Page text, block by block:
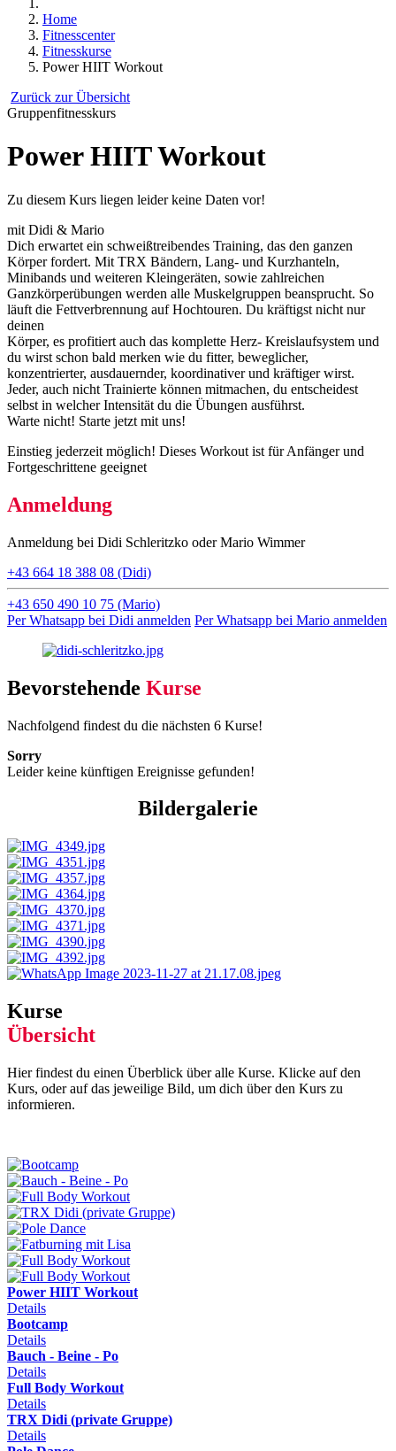
Home
Fitnesscenter
Fitnesskurse
Power HIIT Workout
Zurück zur Übersicht
Gruppenfitnesskurs
Power HIIT Workout
Zu diesem Kurs liegen leider keine Daten vor!
mit Didi & Mario
Dich erwartet ein schweißtreibendes Training, das den ganzen
Körper fordert. Mit TRX Bändern, Lang- und Kurzhanteln,
Minibands und weiteren Kleingeräten, sowie zahlreichen
Ganzkörperübungen werden alle Muskelgruppen beansprucht. So
läuft die Fettverbrennung auf Hochtouren. Du kräftigst nicht nur
deinen
Körper, es profitiert auch das komplette Herz- Kreislaufsystem und
du wirst schon bald merken wie du fitter, beweglicher,
konzentrierter, ausdauernder, koordinativer und kräftiger wirst.
Jeder, auch nicht Trainierte können mitmachen, du entscheidest
selbst in welcher Intensität du die Übungen ausführst.
Warte nicht! Starte jetzt mit uns!
Einstieg jederzeit möglich! Dieses Workout ist für Anfänger und
Fortgeschrittene geeignet
Anmeldung
Anmeldung bei Didi Schleritzko oder Mario Wimmer
‭+43 664 18 388 08‬ (Didi)
+43 650 490 10 75‬ (Mario)
Per Whatsapp bei Didi anmelden Per Whatsapp bei Mario anmelden
Bevorstehende Kurse
Nachfolgend findest du die nächsten 6 Kurse!
Sorry
Leider keine künftigen Ereignisse gefunden!
Bildergalerie
Kurse
Übersicht
Hier findest du einen Überblick über alle Kurse. Klicke auf den
Kurs, oder auf das jeweilige Bild, um dich über den Kurs zu
informieren.
Power HIIT Workout
Details
Bootcamp
Details
Bauch - Beine - Po
Details
Full Body Workout
Details
TRX Didi (private Gruppe)
Details